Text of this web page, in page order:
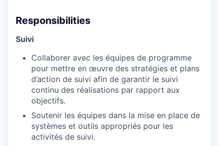
Responsibilities
Suivi
Collaborer avec les équipes de programme
pour mettre en œuvre des stratégies et plans
d’action de suivi afin de garantir le suivi
continu des réalisations par rapport aux
objectifs.
Soutenir les équipes dans la mise en place de
systèmes et outils appropriés pour les
activités de suivi.